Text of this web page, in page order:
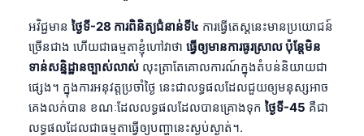
អវិជ្ជមាន ថ្ងៃទី-28 ការពិនិត្យជំនាន់ទី៤ ការធ្វើតេស្តនេះមានប្រយោជន៍
ច្រើនជាង ហើយជាធម្មតាខ្ញុំហៅវាថា ធ្វើឲ្យមានការធូរស្រាល ប៉ុន្តែមិន
ទាន់សន្និដ្ឋានច្បាស់លាស់ លុះត្រាតែគោលការណ៍ក្នុងតំបន់និយាយជា
ផ្សេង។ ក្នុងការអនុវត្តប្រចាំថ្ងៃ នេះជាលទ្ធផលដែលជួយឲ្យមនុស្សអាច
គេងលក់បាន ខណៈដែលលទ្ធផលដែលបានគ្រោងទុក ថ្ងៃទី-45 គឺជា
លទ្ធផលដែលជាធម្មតាធ្វើឲ្យបញ្ហានេះស្ងប់ស្ងាត់។.